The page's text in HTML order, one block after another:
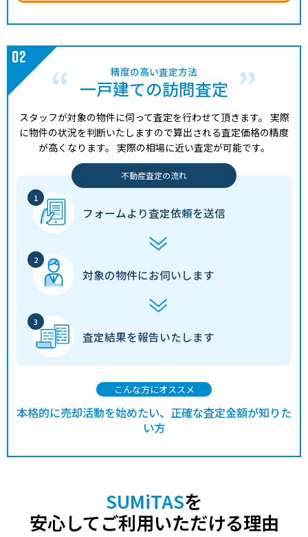
精度の高い査定方法
一戸建ての訪問査定
スタッフが対象の物件に伺って査定を行わせて頂きます。 実際
に物件の状況を判断いたしますので算出される査定価格の精度
が高くなります。 実際の相場に近い査定が可能です。
不動産査定の流れ
フォームより査定依頼を送信
対象の物件にお伺いします
査定結果を報告いたします
こんな方にオススメ
本格的に売却活動を始めたい、正確な査定金額が知りた
い方
SUMiTASを
安心してご利用いただける理由